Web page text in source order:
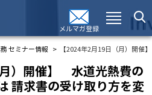
メルマガ登録
セミナー情報 【2024年2月19日（月）開
）開催】 水道光熱費の
請求書の受け取り方を変